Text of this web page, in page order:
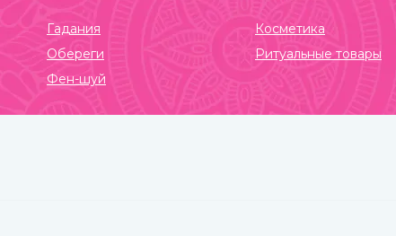
Гадания
Косметика
Обереги
Ритуальные товары
Фен-шуй